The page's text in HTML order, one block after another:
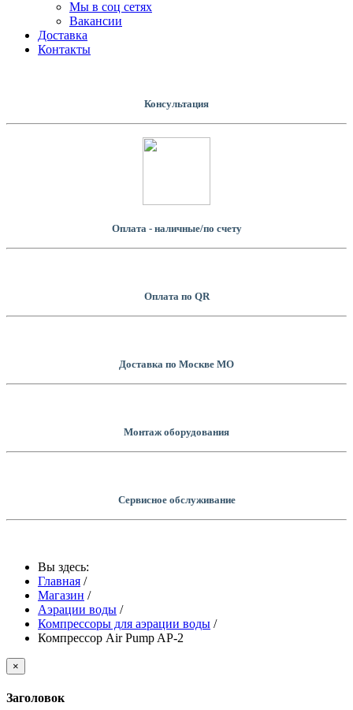
Мы в соц сетях
Вакансии
Доставка
Контакты
Консультация
Оплата - наличные/по счету
Оплатa по QR
Доставка по Москве МО
Монтаж оборудования
Сервисное обслуживание
Вы здесь:
Главная /
Магазин /
Аэрации воды /
Компрессоры для аэрации воды /
Компрессор Air Pump AP-2
×
Заголовок